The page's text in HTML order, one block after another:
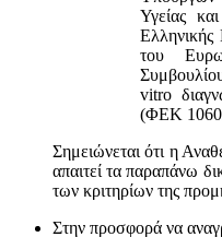
Υγείας
του
vitro
(ΦΕΚ
Σημειώνεται ότι η
απαιτεί τα παραπάνω
των κριτηρίων της
Στην προσφορά να